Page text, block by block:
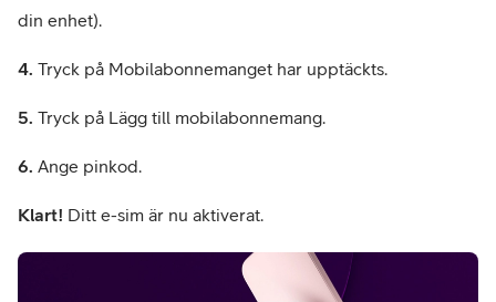
din enhet).
4. Tryck på Mobilabonnemanget har upptäckts.
5. Tryck på Lägg till mobilabonnemang.
6. Ange pinkod.
Klart! Ditt e-sim är nu aktiverat.